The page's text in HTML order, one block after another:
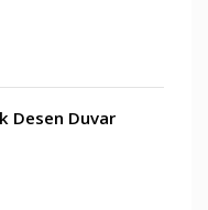
Desen Duvar